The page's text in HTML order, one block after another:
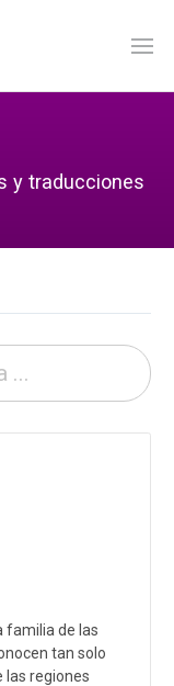
y traducciones
familia de las
tan solo
las regiones